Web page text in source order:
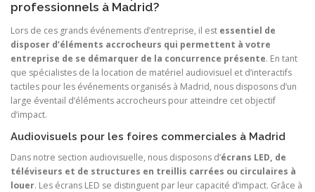
professionnels à Madrid?
Lors de ces grands événements d’entreprise, il est essentiel de
disposer d’éléments accrocheurs qui permettent à votre
entreprise de se démarquer de la concurrence présente. En tant
que spécialistes de la location de matériel audiovisuel et d’interactifs
tactiles pour les événements organisés à Madrid, nous disposons d’un
large éventail d’éléments accrocheurs pour atteindre cet objectif
d’impact.
Audiovisuels pour les foires commerciales à Madrid
Dans notre section audiovisuelle, nous disposons d’écrans LED, de
téléviseurs et de structures en treillis carrées ou circulaires à
louer. Les écrans LED se distinguent par leur capacité d’impact. Grâce à